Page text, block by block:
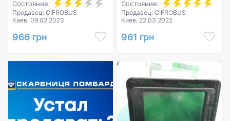
Состояние:
Продавец: CIFROBUS
Киев, 09.02.2023
966 грн
Состояние:
Продавец: CIFROBUS
Киев, 22.03.2022
961 грн